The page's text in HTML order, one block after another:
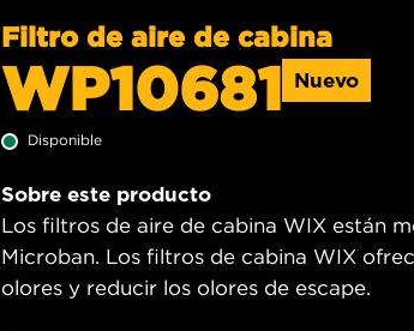
Filtro de aire de cabina
WP10681 Nuevo
Disponible
Sobre este producto
Los filtros de aire de cabina WIX están
Microban. Los filtros de cabina WIX
olores y reducir los olores de escape.